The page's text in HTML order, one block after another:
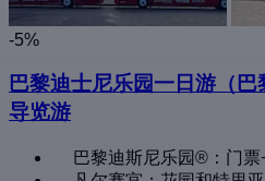
-5%
巴黎迪士尼乐园一日游（
导览游
巴黎迪斯尼乐园®：门